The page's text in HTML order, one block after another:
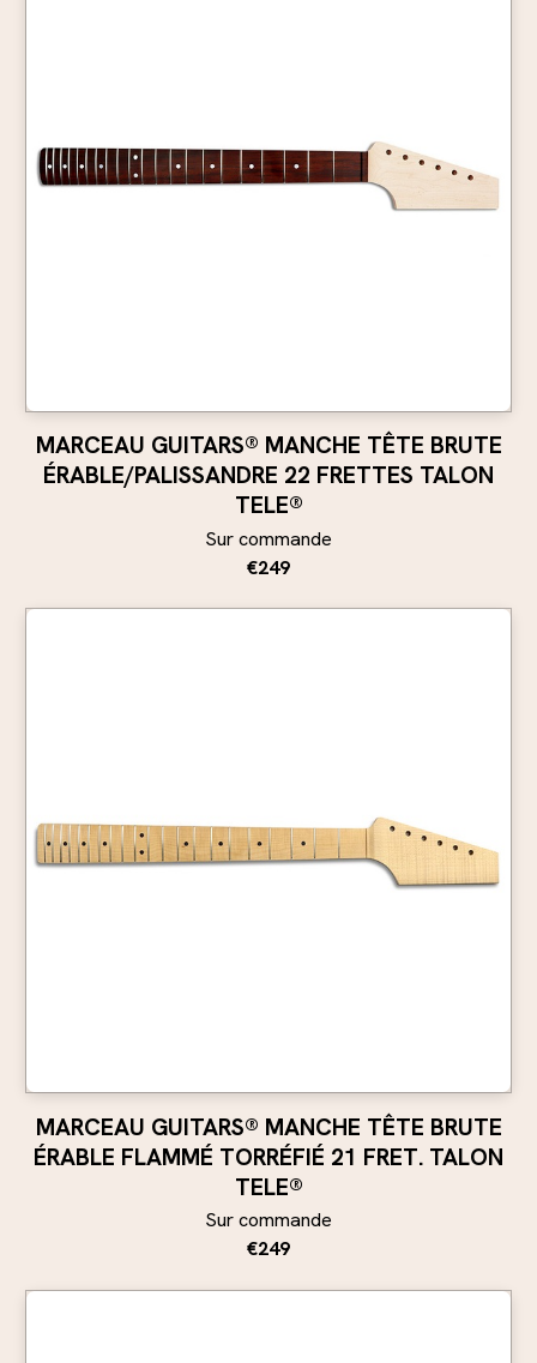
MARCEAU GUITARS® MANCHE TÊTE BRUTE
ÉRABLE/PALISSANDRE 22 FRETTES TALON
TELE®
Sur commande
€249
MARCEAU GUITARS® MANCHE TÊTE BRUTE
ÉRABLE FLAMMÉ TORRÉFIÉ 21 FRET. TALON
TELE®
Sur commande
€249